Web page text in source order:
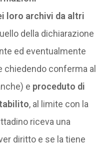
loro archivi da altri
della dichiarazione
ed eventualmente
conferma al
e proceduto di
, al limite con la
riceva una
diritto e se la tiene